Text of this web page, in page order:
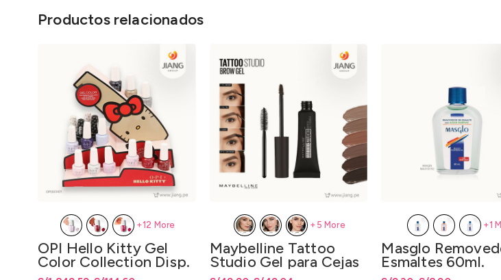
Productos relacionados
OPI Hello Kitty Gel
Color Collection Disp.
x Unidad y Disp. en Kit
+12 More
Maybelline Tattoo
Studio Gel para Cejas
6.8ml.
+5 More
Masglo
Esmaltes 60ml.
+1